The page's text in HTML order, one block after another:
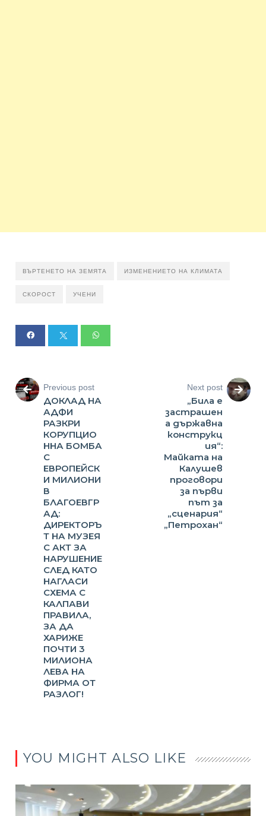
ВЪРТЕНЕТО НА ЗЕМЯТА ИЗМЕНЕНИЕТО НА КЛИМАТА
СКОРОСТ УЧЕНИ
Previous post
ДОКЛАД НА
АДФИ
РАЗКРИ
КОРУПЦИО
ННА БОМБА
С
ЕВРОПЕЙСК
И МИЛИОНИ
В
БЛАГОЕВГР
АД:
ДИРЕКТОРЪ
Т НА МУЗЕЯ
С АКТ ЗА
НАРУШЕНИЕ
СЛЕД КАТО
НАГЛАСИ
СХЕМА С
КАЛПАВИ
ПРАВИЛА,
ЗА ДА
ХАРИЖЕ
ПОЧТИ 3
МИЛИОНА
ЛЕВА НА
ФИРМА ОТ
РАЗЛОГ!
Next post
„Била е
застрашен
а държавна
конструкц
ия“:
Майката на
Калушев
проговори
за първи
път за
„сценария“
„Петрохан“
YOU MIGHT ALSO LIKE